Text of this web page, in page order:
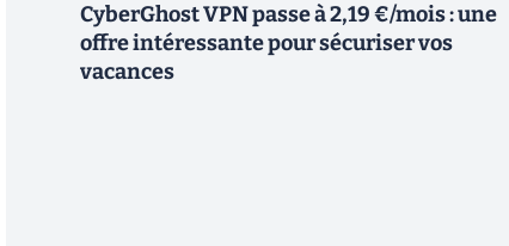
CyberGhost VPN passe à 2,19 €/mois : une
offre intéressante pour sécuriser vos
vacances